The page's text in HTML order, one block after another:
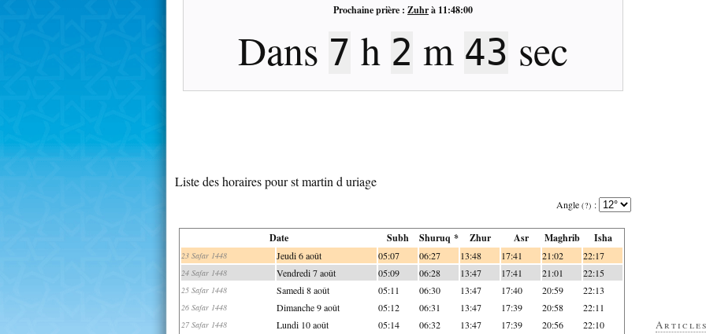
Prochaine prière : Zuhrà 11:48:00
Dans 7 h 2 m 42 sec
Liste des horaires pour st martin d uriage
Angle (?) :
Date Subh Shuruq * Zhur Asr Maghrib Isha
23 Safar 1448 Jeudi 6 août 05:07 06:27 13:48 17:41 21:02 22:17
24 Safar 1448 Vendredi 7 août 05:09 06:28 13:47 17:41 21:01 22:15
25 Safar 1448 Samedi 8 août 05:11 06:30 13:47 17:40 20:59 22:13
26 Safar 1448 Dimanche 9 août 05:12 06:31 13:47 17:39 20:58 22:11
27 Safar 1448 Lundi 10 août 05:14 06:32 13:47 17:39 20:56 22:10